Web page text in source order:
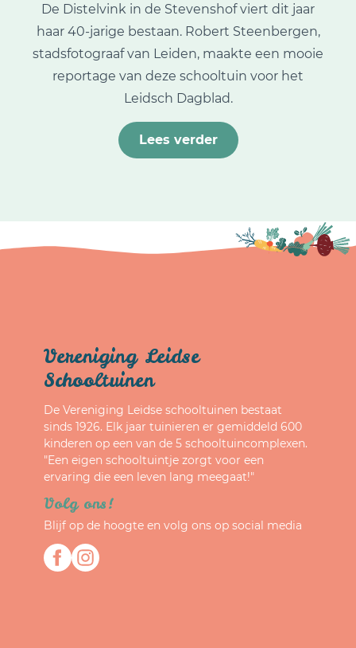
De Distelvink in de Stevenshof viert dit jaar
haar 40-jarige bestaan. Robert Steenbergen,
stadsfotograaf van Leiden, maakte een mooie
reportage van deze schooltuin voor het
Leidsch Dagblad.
Lees verder
Vereniging Leidse
Schooltuinen
De Vereniging Leidse schooltuinen bestaat
sinds 1926. Elk jaar tuinieren er gemiddeld 600
kinderen op een van de 5 schooltuincomplexen.
"Een eigen schooltuintje zorgt voor een
ervaring die een leven lang meegaat!"
Volg ons!
Blijf op de hoogte en volg ons op social media